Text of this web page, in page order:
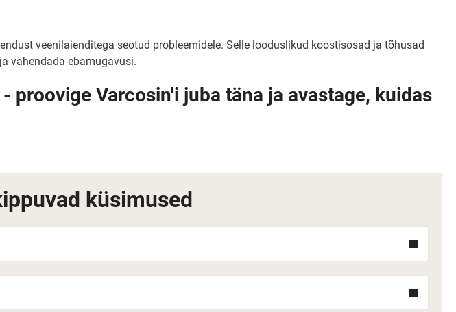
veenilaienditega seotud probleemidele. Selle looduslikud koostisosad ja tõhusad
vähendada ebamugavusi.
Varcosin'i juba täna ja avastage, kuidas
küsimused